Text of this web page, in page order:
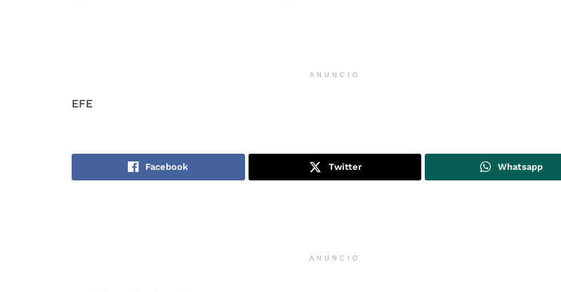
ANUNCIO
EFE
Facebook Twitter Whatsapp
ANUNCIO